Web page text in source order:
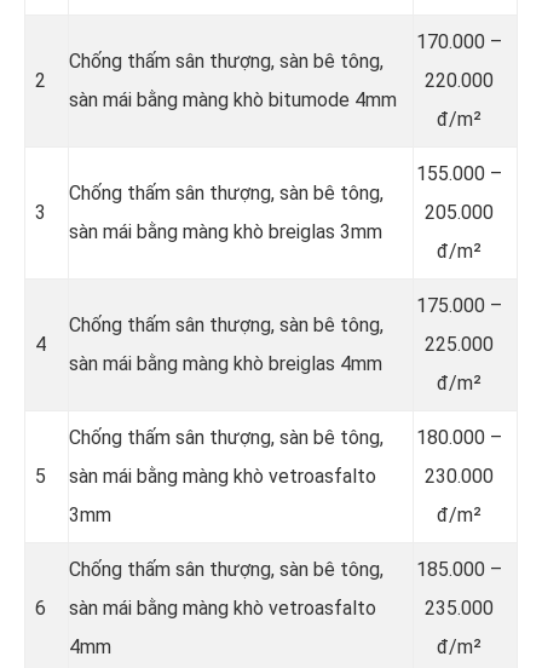
2
Chống thấm sân thượng, sàn bê tông,
sàn mái bằng màng khò bitumode 4mm
170.000 –
220.000
đ/m²
3
Chống thấm sân thượng, sàn bê tông,
sàn mái bằng màng khò breiglas 3mm
155.000 –
205.000
đ/m²
4
Chống thấm sân thượng, sàn bê tông,
sàn mái bằng màng khò breiglas 4mm
175.000 –
225.000
đ/m²
5
Chống thấm sân thượng, sàn bê tông,
sàn mái bằng màng khò vetroasfalto
3mm
180.000 –
230.000
đ/m²
6
Chống thấm sân thượng, sàn bê tông,
sàn mái bằng màng khò vetroasfalto
4mm
185.000 –
235.000
đ/m²